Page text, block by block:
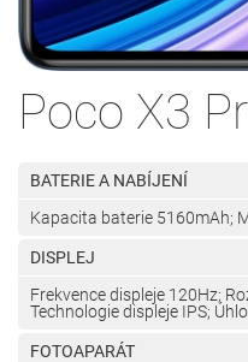
Poco X3
BATERIE A NABÍJENÍ
Kapacita baterie 5160mAh;
DISPLEJ
Frekvence displeje 120Hz;
Technologie displeje IPS;
FOTOAPARÁT